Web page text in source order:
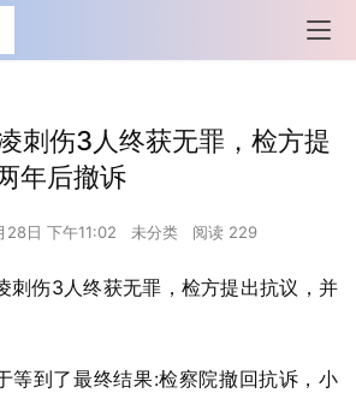
刺伤3人终获无罪，检方提
年后撤诉
28日 下午11:02 未分类 阅读 229
刺伤3人终获无罪，检方提出抗议，并
等到了最终结果:检察院撤回抗诉，小